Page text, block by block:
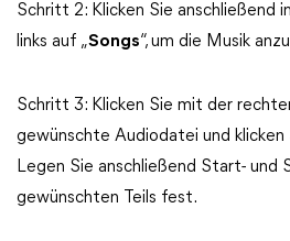
Schritt 2: Klicken Sie anschließend
links auf „Songs“, um die Musik
Schritt 3: Klicken Sie mit der
gewünschte Audiodatei und klicken
Legen Sie anschließend Start- und
gewünschten Teils fest.